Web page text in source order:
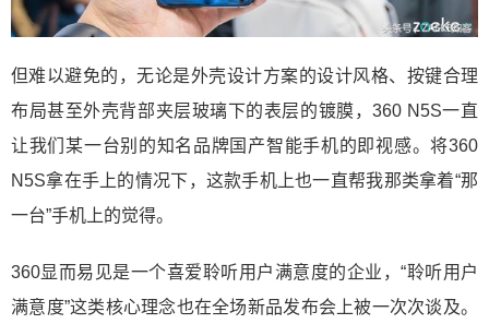
但难以避免的，无论是外壳设计方案的设计风格、按键合理
布局甚至外壳背部夹层玻璃下的表层的镀膜，360 N5S一直
让我们某一台别的知名品牌国产智能手机的即视感。将360
N5S拿在手上的情况下，这款手机上也一直帮我那类拿着“那
一台”手机上的觉得。
360显而易见是一个喜爱聆听用户满意度的企业，“聆听用户
满意度”这类核心理念也在全场新品发布会上被一次次谈及。